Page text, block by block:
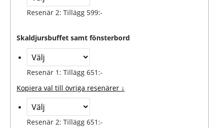
Resenär 2: Tillägg 599:-
Skaldjursbuffet samt fönsterbord
Resenär 1: Tillägg 651:-
Kopiera val till övriga resenärer ↓
Resenär 2: Tillägg 651:-